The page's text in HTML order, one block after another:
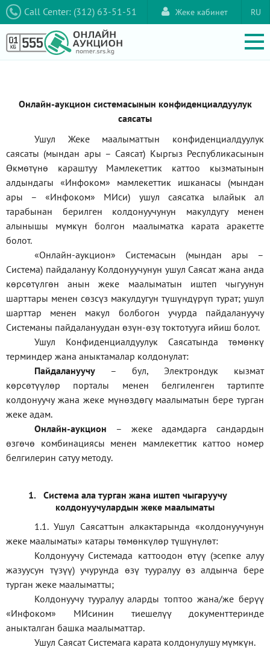
Call Center: (312) 63-51-51 RU
Жеке кабинет
Онлайн-аукцион системасынын конфиденциалдуулук
саясаты
Ушул Жеке маалыматтын конфиденциалдуулук
саясаты (мындан ары – Саясат) Кыргыз Республикасынын
Өкмөтүнө караштуу Мамлекеттик каттоо кызматынын
алдындагы «Инфоком» мамлекеттик ишканасы (мындан
ары –«Инфоком» МИси) ушул саясатка ылайык ал
тарабынан берилген колдонуучунун макулдугу менен
алынышы мүмкүн болгон маалыматка карата аракетте
болот.
«Онлайн-аукцион» Системасын (мындан ары –
Система) пайдалануу Колдонуучунун ушул Саясат жана анда
көрсөтүлгөн анын жеке маалыматын иштеп чыгуунун
шарттары менен сөзсүз макулдугун түшүндүрүп турат; ушул
шарттар менен макул болбогон учурда пайдалануучу
Системаны пайдалануудан өзүн-өзү токтотууга ийиш болот.
Ушул Конфиденциалдуулук Саясатында төмөнкү
терминдер жана аныктамалар колдонулат:
Пайдалануучу – бул, Электрондук кызмат
көрсөтүүлөр порталы менен белгиленген тартипте
колдонуучу жана жеке мүнөздөгү маалыматын бере турган
жеке адам.
Онлайн-аукцион – жеке адамдарга сандардын
өзгөчө комбинациясы менен мамлекеттик каттоо номер
белгилерин сатуу методу.
1. Система ала турган жана иштеп чыгаруучу
колдонуучулардын жеке маалыматы
1.1. Ушул Саясаттын алкактарында«колдонуучунун
жеке маалыматы» катары төмөнкүлөр түшүнүлөт:
Колдонуучу Системада каттоодон өтүү (эсепке алуу
жазуусун түзүү) учурунда өзү тууралуу өз алдынча бере
турган жеке маалыматты;
Колдонуучу тууралуу аларды топтоо жана/же берүү
«Инфоком» МИсинин тиешелүү документтеринде
аныкталган башка маалыматтар.
Ушул Саясат Системага карата колдонулушу мүмкүн.